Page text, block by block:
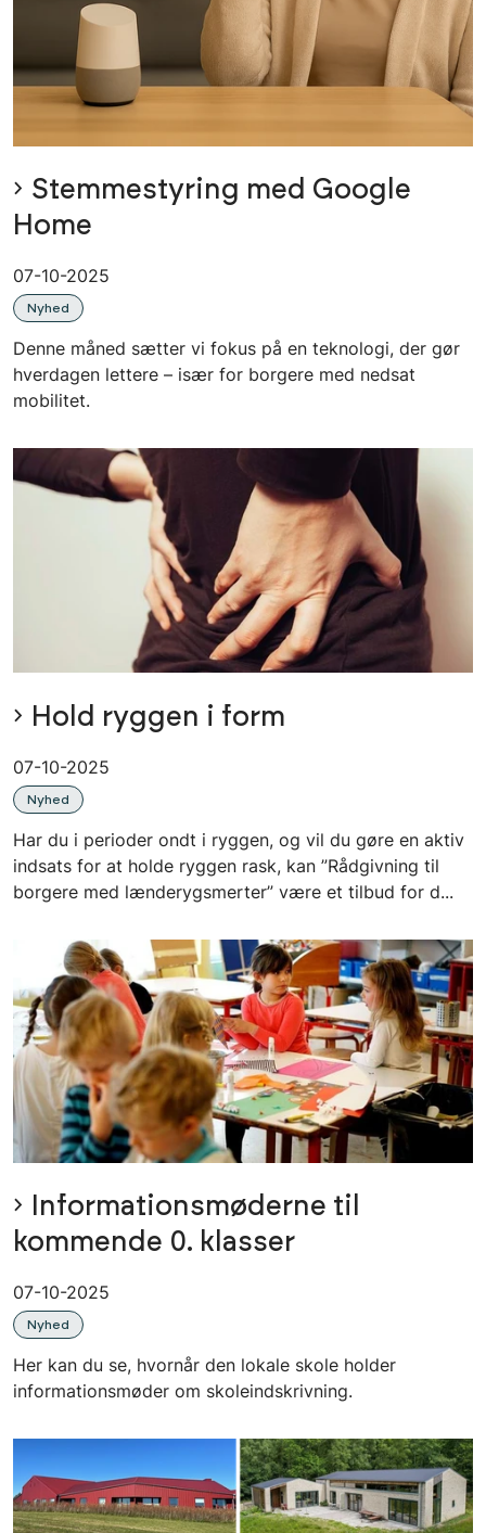
Stemmestyring med Google
Home
07-10-2025
Nyhed
Denne måned sætter vi fokus på en teknologi, der gør
hverdagen lettere – især for borgere med nedsat
mobilitet.
Hold ryggen i form
07-10-2025
Nyhed
Har du i perioder ondt i ryggen, og vil du gøre en aktiv
indsats for at holde ryggen rask, kan ”Rådgivning til
borgere med lænderygsmerter” være et tilbud for d...
Informationsmøderne til
kommende 0. klasser
07-10-2025
Nyhed
Her kan du se, hvornår den lokale skole holder
informationsmøder om skoleindskrivning.